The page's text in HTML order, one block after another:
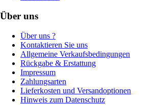
Über uns
Über uns ?
Kontaktieren Sie uns
Allgemeine Verkaufsbedingungen
Rückgabe & Erstattung
Impressum
Zahlungsarten
Lieferkosten und Versandoptionen
Hinweis zum Datenschutz